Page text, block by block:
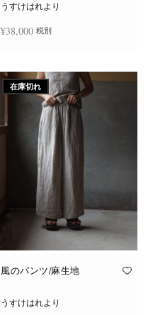
ら
選
択
で
き
ま
す
うすけはれより
¥38,000 税別
在庫切れ
風のパンツ/麻生地
うすけはれより